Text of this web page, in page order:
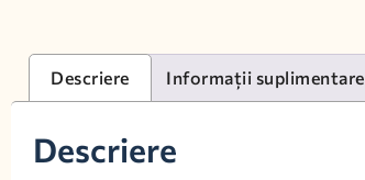
Descriere Informații suplimentare
Descriere